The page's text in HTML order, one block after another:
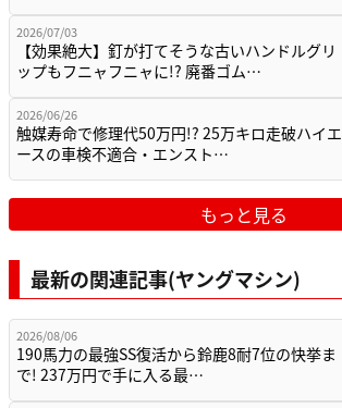
2026/07/03
【効果絶大】釘が打てそうな古いハンドルグリ
ップもフニャフニャに!? 廃番ゴム…
2026/06/26
触媒寿命で修理代50万円!? 25万キロ走破ハイエ
ースの車検不適合・エンスト…
もっと見る
最新の関連記事(ヤングマシン)
2026/08/06
190馬力の最強SS復活から鈴鹿8耐7位の快挙ま
で! 237万円で手に入る最…